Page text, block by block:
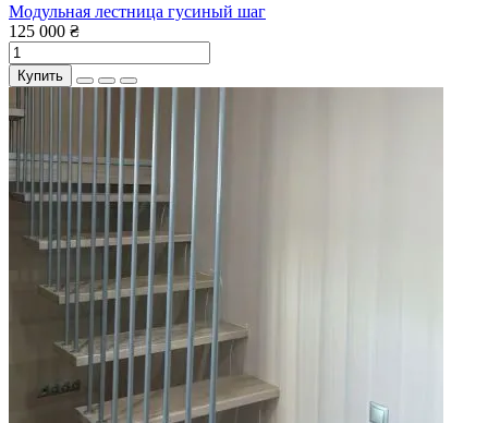
Модульная лестница гусиный шаг
125 000 ₴
Купить